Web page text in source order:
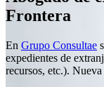
Frontera
En Grupo Consultae
expedientes de
recursos, etc.). Nueva